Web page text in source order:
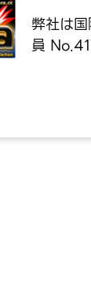
弊社は
員